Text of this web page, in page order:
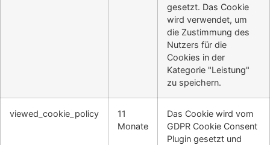
gesetzt. Das Cookie
wird verwendet, um
die Zustimmung des
Nutzers für die
Cookies in der
Kategorie "Leistung"
zu speichern.
viewed_cookie_policy
11
Monate
Das Cookie wird vom
GDPR Cookie Consent
Plugin gesetzt und